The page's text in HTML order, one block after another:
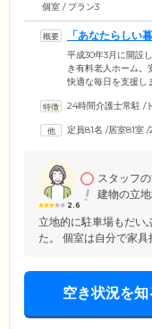
個室 / プラン3
「あなたらしい
します
平成30年3月に開設
き有料老人ホーム。
快適な毎日を支援し
境です。寝たきりの
ぜひご相談ください
24時間介護士常駐 /
定員81名 /居室81室 /
2.6
スタッフ
建物の立地
立地的に駐車場もだい
た。 個室は自分で家具
空き状況を知